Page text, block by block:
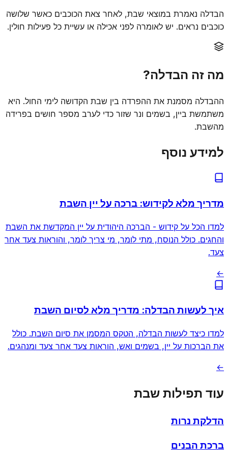
הבדלה נאמרת במוצאי שבת, לאחר צאת הכוכבים כאשר שלושה
כוכבים נראים. יש לאומרה לפני אכילה או עשיית כל פעילות חולין.
מה זה הבדלה?
ההבדלה מסמנת את ההפרדה בין שבת הקדושה לימי החול. היא
משתמשת ביין, בשמים ונר שזור כדי לערב מספר חושים בפרידה
מהשבת.
למידע נוסף
מדריך מלא לקידוש: ברכה על יין השבת
למדו הכל על קידוש - הברכה היהודית על יין המקדשת את השבת
והחגים. כולל הנוסח, מתי לומר, מי צריך לומר, והוראות צעד אחר
צעד.
←
איך לעשות הבדלה: מדריך מלא לסיום השבת
למדו כיצד לעשות הבדלה, הטקס המסמן את סיום השבת. כולל
את הברכות על יין, בשמים ואש, הוראות צעד אחר צעד ומנהגים.
←
עוד תפילות שבת
הדלקת נרות
ברכת הבנים